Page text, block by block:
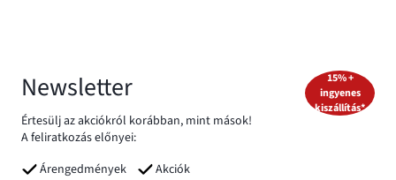
Newsletter
Értesülj az akciókról korábban, mint mások!
A feliratkozás előnyei:
Árengedmények
Akciók
15% +
ingyenes
kiszállítás*